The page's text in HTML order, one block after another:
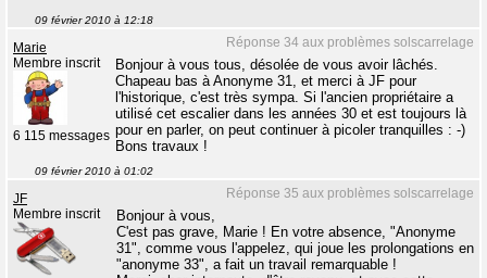
09 février 2010 à 12:18
Réponse 34 aux problèmes solscarrelage
Marie
Membre inscrit
6 115 messages
Bonjour à vous tous, désolée de vous avoir lâchés.
Chapeau bas à Anonyme 31, et merci à JF pour
l'historique, c'est très sympa. Si l'ancien propriétaire a
utilisé cet escalier dans les années 30 et est toujours là
pour en parler, on peut continuer à picoler tranquilles : -)
Bons travaux !
09 février 2010 à 01:02
Réponse 35 aux problèmes solscarrelage
JF
Membre inscrit
Bonjour à vous,
C'est pas grave, Marie ! En votre absence, "Anonyme
31", comme vous l'appelez, qui joue les prolongations en
"anonyme 33", a fait un travail remarquable !